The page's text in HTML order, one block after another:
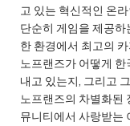
고 있는 혁신적인 온
단순히 게임을 제공하
한 환경에서 최고의
노프랜즈가 어떻게
내고 있는지, 그리고
노프랜즈의 차별화된
뮤니티에서 사랑받는